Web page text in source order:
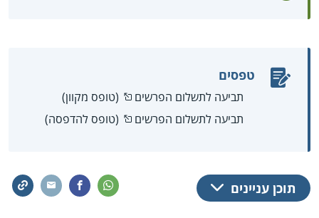
טפסים
תביעה לתשלום הפרשים
(טופס מקוון)
תביעה לתשלום הפרשים
(טופס להדפסה)
תוכן עניינים